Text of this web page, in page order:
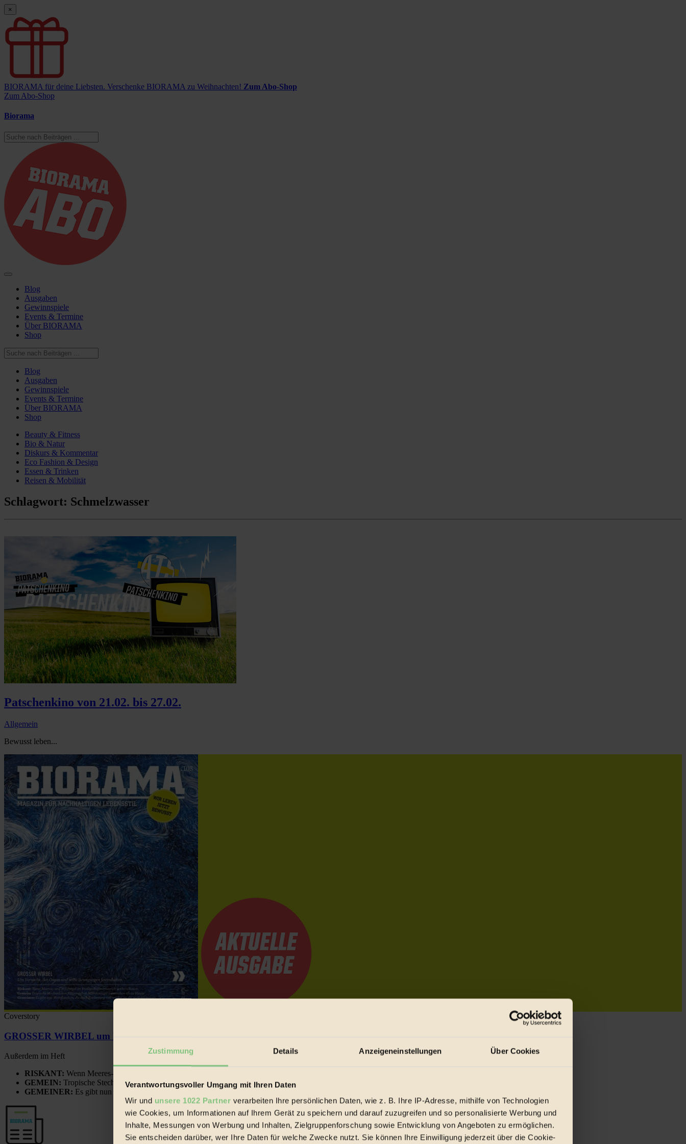
Zustimmung Details Anzeigeneinstellungen Über Cookies
Verantwortungsvoller Umgang mit Ihren Daten
Wir und unsere 1022 Partner verarbeiten Ihre persönlichen Daten, wie z. B. Ihre IP-Adresse, mithilfe von Technologien
wie Cookies, um Informationen auf Ihrem Gerät zu speichern und darauf zuzugreifen und so personalisierte Werbung und
Inhalte, Messungen von Werbung und Inhalten, Zielgruppenforschung sowie Entwicklung von Angeboten zu ermöglichen.
Sie entscheiden darüber, wer Ihre Daten für welche Zwecke nutzt. Sie können Ihre Einwilligung jederzeit über die Cookie-
×
BIORAMA für deine Liebsten. Verschenke BIORAMA zu Weihnachten! Zum Abo-Shop
Zum Abo-Shop
Biorama
Blog
Ausgaben
Gewinnspiele
Events & Termine
Über BIORAMA
Shop
Blog
Ausgaben
Gewinnspiele
Events & Termine
Über BIORAMA
Shop
Beauty & Fitness
Bio & Natur
Diskurs & Kommentar
Eco Fashion & Design
Essen & Trinken
Reisen & Mobilität
Schlagwort: Schmelzwasser
Patschenkino von 21.02. bis 27.02.
Allgemein
Bewusst leben...
Coverstory
GROSSER WIRBEL um Versuche, den Ozean und seine Bewegungen festzuhalten.
Außerdem im Heft
RISKANT: Wenn Meeres- und Wildvögel im Freilandhühnerbetrieb vorbeischauen.
GEMEIN: Tropische Stechmücken fühlen sich in Mitteleuropa inziwschen oft zu Hause.
GEMEINER: Es gibt nun Weinflaschen, die nach Entleerung voll wieder zu dir zurückkommen.